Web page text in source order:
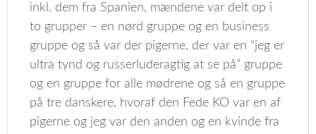
inkl. dem fra Spanien, mændene var delt op i
to grupper – en nørd gruppe og en business
gruppe og så var der pigerne, der var en “jeg er
ultra tynd og russerluderagtig at se på” gruppe
og en gruppe for alle mødrene og så en gruppe
på tre danskere, hvoraf den Fede KO var en af
pigerne og jeg var den anden og en kvinde fra